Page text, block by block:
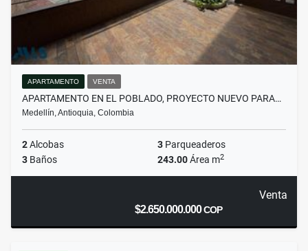
APARTAMENTO VENTA
APARTAMENTO EN EL POBLADO, PROYECTO NUEVO PARA…
Medellín, Antioquia, Colombia
2Alcobas 3 Parqueaderos
3 Baños 243.00Área m2
Venta
$2.650.000.000COP